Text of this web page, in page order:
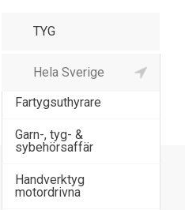
Fartygsreparationer
Fartygsuthyrare
Garn-, tyg- &
sybehörsaffär
Handverktyg
motordrivna